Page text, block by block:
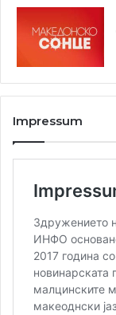
Impressum